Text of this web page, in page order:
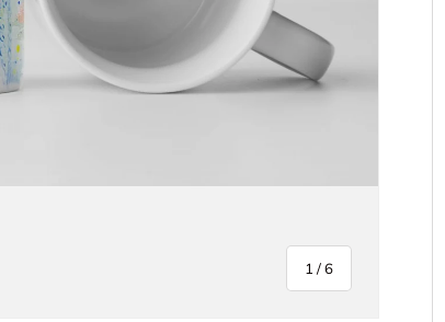
1 /von
6